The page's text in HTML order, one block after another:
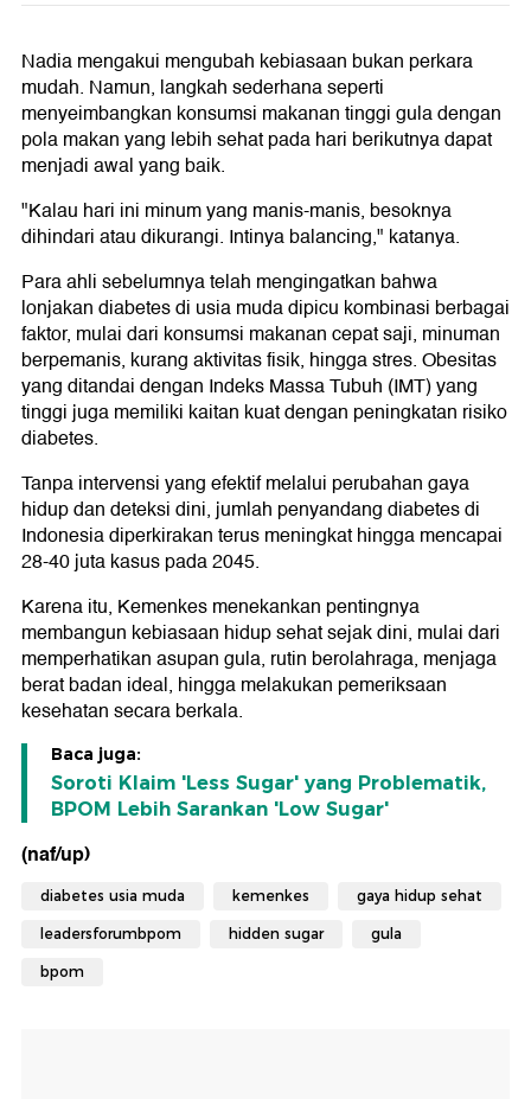
Nadia mengakui mengubah kebiasaan bukan perkara
mudah. Namun, langkah sederhana seperti
menyeimbangkan konsumsi makanan tinggi gula dengan
pola makan yang lebih sehat pada hari berikutnya dapat
menjadi awal yang baik.
"Kalau hari ini minum yang manis-manis, besoknya
dihindari atau dikurangi. Intinya balancing," katanya.
Para ahli sebelumnya telah mengingatkan bahwa
lonjakan diabetes di usia muda dipicu kombinasi berbagai
faktor, mulai dari konsumsi makanan cepat saji, minuman
berpemanis, kurang aktivitas fisik, hingga stres. Obesitas
yang ditandai dengan Indeks Massa Tubuh (IMT) yang
tinggi juga memiliki kaitan kuat dengan peningkatan risiko
diabetes.
Tanpa intervensi yang efektif melalui perubahan gaya
hidup dan deteksi dini, jumlah penyandang diabetes di
Indonesia diperkirakan terus meningkat hingga mencapai
28-40 juta kasus pada 2045.
Karena itu, Kemenkes menekankan pentingnya
membangun kebiasaan hidup sehat sejak dini, mulai dari
memperhatikan asupan gula, rutin berolahraga, menjaga
berat badan ideal, hingga melakukan pemeriksaan
kesehatan secara berkala.
Baca juga:
Soroti Klaim 'Less Sugar' yang Problematik,
BPOM Lebih Sarankan 'Low Sugar'
(naf/up)
diabetes usia muda kemenkes gaya hidup sehat
leadersforumbpom hidden sugar gula
bpom